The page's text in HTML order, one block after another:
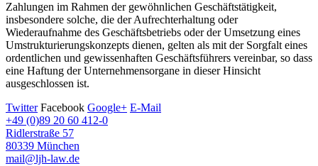
Zahlungen im Rahmen der gewöhnlichen Geschäftstätigkeit,
insbesondere solche, die der Aufrechterhaltung oder
Wiederaufnahme des Geschäftsbetriebs oder der Umsetzung eines
Umstrukturierungskonzepts dienen, gelten als mit der Sorgfalt eines
ordentlichen und gewissenhaften Geschäftsführers vereinbar, so dass
eine Haftung der Unternehmensorgane in dieser Hinsicht
ausgeschlossen ist.
Twitter Facebook Google+ E-Mail
+49 (0)89 20 60 412-0
Ridlerstraße 57
80339 München
mail@ljh-law.de